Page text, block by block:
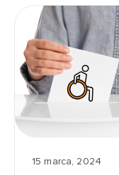
15 marca, 2024